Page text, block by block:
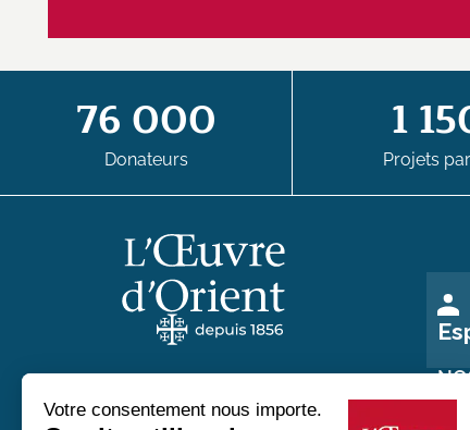
76 000
Donateurs
1
Projets
Au service des chrétiens d'Orient